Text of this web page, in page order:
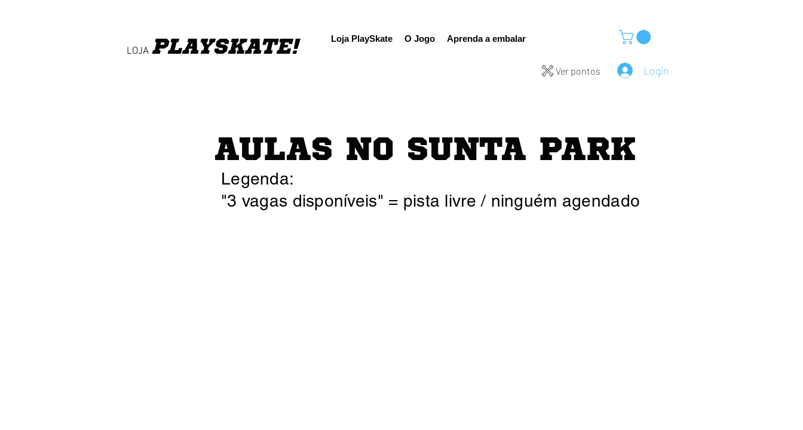
LOJA PLAYSKATE! Loja PlaySkate O Jogo Aprenda a embalar
Login
Ver pontos
AULAS NO SUNTA PARK
Legenda:
"3 vagas disponíveis" = pista livre / ninguém agendado